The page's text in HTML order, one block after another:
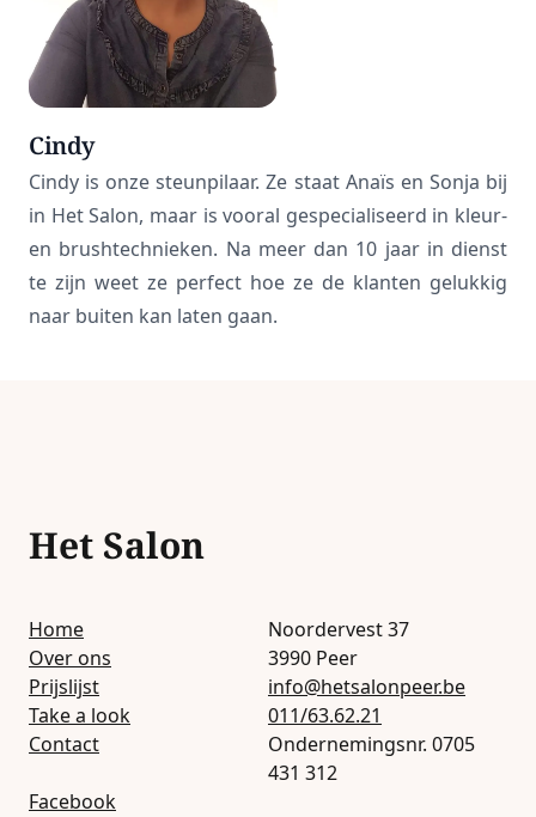
Cindy
Cindy is onze steunpilaar. Ze staat Anaïs en Sonja bij
in Het Salon, maar is vooral gespecialiseerd in kleur-
en brushtechnieken. Na meer dan 10 jaar in dienst
te zijn weet ze perfect hoe ze de klanten gelukkig
naar buiten kan laten gaan.
Het Salon
Home
Over ons
Prijslijst
Take a look
Contact
Facebook
Noordervest 37
3990 Peer
info@hetsalonpeer.be
011/63.62.21
Ondernemingsnr. 0705
431 312